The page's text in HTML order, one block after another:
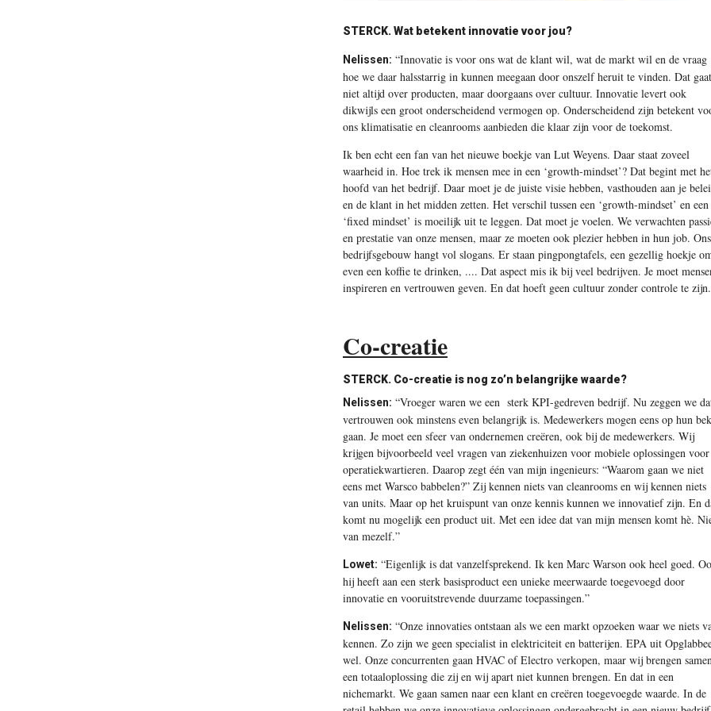
STERCK. Wat betekent innovatie voor jou?
Nelissen: “Innovatie is voor ons wat de klant wil, wat de markt wil en de vraag
hoe we daar halsstarrig in kunnen meegaan door onszelf heruit te vinden. Dat gaat
niet altijd over producten, maar doorgaans over cultuur. Innovatie levert ook
dikwijls een groot onderscheidend vermogen op. Onderscheidend zijn betekent
ons klimatisatie en cleanrooms aanbieden die klaar zijn voor de toekomst.
Ik ben echt een fan van het nieuwe boekje van Lut Weyens. Daar staat zoveel
waarheid in. Hoe trek ik mensen mee in een ‘growth-mindset’? Dat begint met
hoofd van het bedrijf. Daar moet je de juiste visie hebben, vasthouden aan je
en de klant in het midden zetten. Het verschil tussen een ‘growth-mindset’ en een
‘fixed mindset’ is moeilijk uit te leggen. Dat moet je voelen. We verwachten
en prestatie van onze mensen, maar ze moeten ook plezier hebben in hun job. Ons
bedrijfsgebouw hangt vol slogans. Er staan pingpongtafels, een gezellig hoekje
even een koffie te drinken, .... Dat aspect mis ik bij veel bedrijven. Je moet
inspireren en vertrouwen geven. En dat hoeft geen cultuur zonder controle te
Co-creatie
STERCK. Co-creatie is nog zo’n belangrijke waarde?
Nelissen: “Vroeger waren we een sterk KPI-gedreven bedrijf. Nu zeggen we
vertrouwen ook minstens even belangrijk is. Medewerkers mogen eens op hun bek
gaan. Je moet een sfeer van ondernemen creëren, ook bij de medewerkers. Wij
krijgen bijvoorbeeld veel vragen van ziekenhuizen voor mobiele oplossingen voor
operatiekwartieren. Daarop zegt één van mijn ingenieurs: “Waarom gaan we niet
eens met Warsco babbelen?” Zij kennen niets van cleanrooms en wij kennen niets
van units. Maar op het kruispunt van onze kennis kunnen we innovatief zijn. En
komt nu mogelijk een product uit. Met een idee dat van mijn mensen komt hè.
van mezelf.”
Lowet: “Eigenlijk is dat vanzelfsprekend. Ik ken Marc Warson ook heel goed.
hij heeft aan een sterk basisproduct een unieke meerwaarde toegevoegd door
innovatie en vooruitstrevende duurzame toepassingen.”
Nelissen: “Onze innovaties ontstaan als we een markt opzoeken waar we niets
kennen. Zo zijn we geen specialist in elektriciteit en batterijen. EPA uit
wel. Onze concurrenten gaan HVAC of Electro verkopen, maar wij brengen
een totaaloplossing die zij en wij apart niet kunnen brengen. En dat in een
nichemarkt. We gaan samen naar een klant en creëren toegevoegde waarde. In de